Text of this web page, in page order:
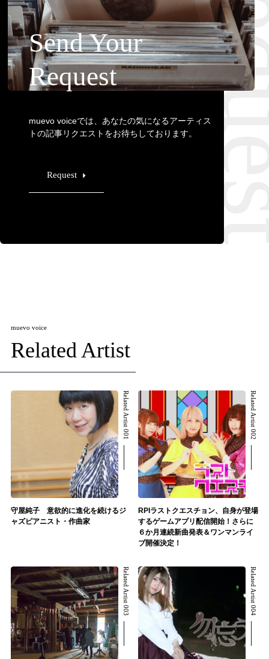
Send Your
Request
muevo voiceでは、あなたの気になるアーティス
トの記事リクエストをお待ちしております。
Request
muevo voice
Related Artist
Related Artist 001
守屋純子 意欲的に進化を続けるジ
ャズピアニスト・作曲家
Related Artist 002
RPIラストクエスチョン、自身が登場
するゲームアプリ配信開始！さらに
６か月連続新曲発表＆ワンマンライ
ブ開催決定！
Related Artist 003 Related Artist 004